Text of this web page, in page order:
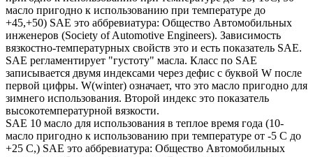
масло пригодно к использованию при температуре до
+45,+50) SAE это аббревиатура: Общество Автомобильных
инженеров (Society of Automotive Engineers). Зависимость
вязкостно-температурных свойств это и есть показатель SAE.
SAE регламентирует "густоту" масла. Класс по SAE
записывается двумя индексами через дефис с буквой W после
первой цифры. W(winter) означает, что это масло пригодно для
зимнего использования. Второй индекс это показатель
высокотемпературной вязкости.
SAE 10 масло для использования в теплое время года (10-
масло пригодно к использованию при температуре от -5 С до
+25 С,) SAE это аббревиатура: Общество Автомобильных